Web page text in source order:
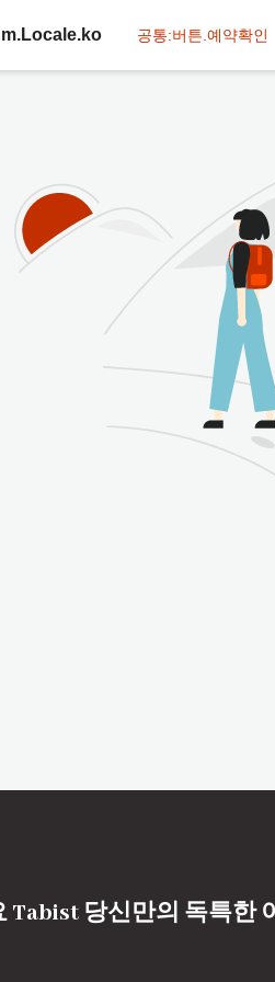
공통:버튼.예약확인
Tabist 당신만의 독특한